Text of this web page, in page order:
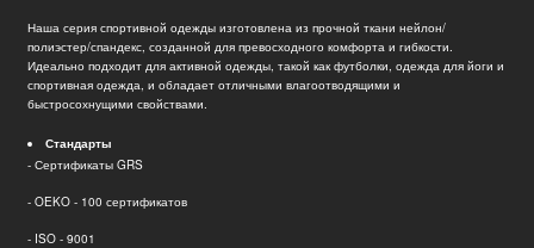
Наша серия спортивной одежды изготовлена из прочной ткани нейлон/
полиэстер/спандекс, созданной для превосходного комфорта и гибкости.
Идеально подходит для активной одежды, такой как футболки, одежда для йоги и
спортивная одежда, и обладает отличными влагоотводящими и
быстросохнущими свойствами.
Стандарты
- Сертификаты GRS
- OEKO - 100 сертификатов
- ISO - 9001